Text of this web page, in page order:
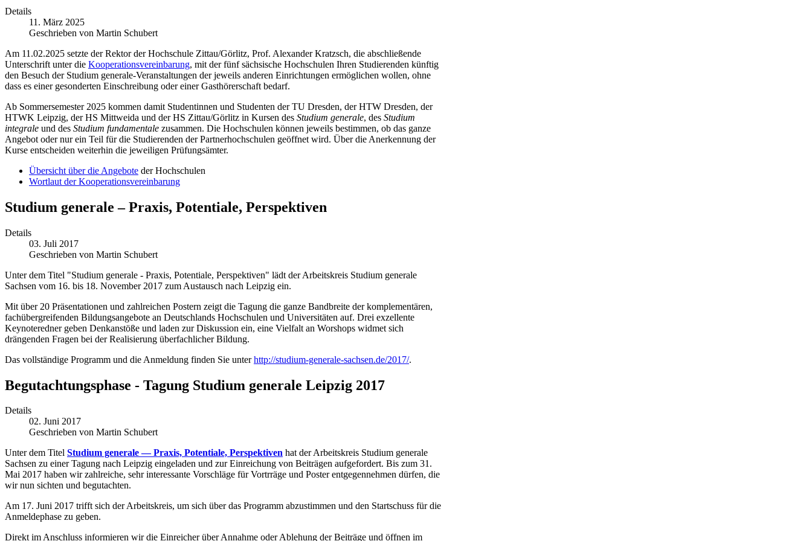
Details
11. März 2025
Geschrieben von Martin Schubert
Am 11.02.2025 setzte der Rektor der Hochschule Zittau/Görlitz, Prof. Alexander Kratzsch, die abschließende
Unterschrift unter die Kooperationsvereinbarung, mit der fünf sächsische Hochschulen Ihren Studierenden künftig
den Besuch der Studium generale-Veranstaltungen der jeweils anderen Einrichtungen ermöglichen wollen, ohne
dass es einer gesonderten Einschreibung oder einer Gasthörerschaft bedarf.
Ab Sommersemester 2025 kommen damit Studentinnen und Studenten der TU Dresden, der HTW Dresden, der
HTWK Leipzig, der HS Mittweida und der HS Zittau/Görlitz in Kursen des Studium generale, des Studium
integrale und des Studium fundamentale zusammen. Die Hochschulen können jeweils bestimmen, ob das ganze
Angebot oder nur ein Teil für die Studierenden der Partnerhochschulen geöffnet wird. Über die Anerkennung der
Kurse entscheiden weiterhin die jeweiligen Prüfungsämter.
Übersicht über die Angebote der Hochschulen
Wortlaut der Kooperationsvereinbarung
Studium generale – Praxis, Potentiale, Perspektiven
Details
03. Juli 2017
Geschrieben von Martin Schubert
Unter dem Titel "Studium generale - Praxis, Potentiale, Perspektiven" lädt der Arbeitskreis Studium generale
Sachsen vom 16. bis 18. November 2017 zum Austausch nach Leipzig ein.
Mit über 20 Präsentationen und zahlreichen Postern zeigt die Tagung die ganze Bandbreite der komplementären,
fachübergreifenden Bildungsangebote an Deutschlands Hochschulen und Universitäten auf. Drei exzellente
Keynoteredner geben Denkanstöße und laden zur Diskussion ein, eine Vielfalt an Worshops widmet sich
drängenden Fragen bei der Realisierung überfachlicher Bildung.
Das vollständige Programm und die Anmeldung finden Sie unterhttp://studium-generale-sachsen.de/2017/.
Begutachtungsphase - Tagung Studium generale Leipzig 2017
Details
02. Juni 2017
Geschrieben von Martin Schubert
Unter dem Titel Studium generale — Praxis, Potentiale, Perspektiven hat der Arbeitskreis Studium generale
Sachsen zu einer Tagung nach Leipzig eingeladen und zur Einreichung von Beiträgen aufgefordert. Bis zum 31.
Mai 2017 haben wir zahlreiche, sehr interessante Vorschläge für Vortrräge und Poster entgegennehmen dürfen, die
wir nun sichten und begutachten.
Am 17. Juni 2017 trifft sich der Arbeitskreis, um sich über das Programm abzustimmen und den Startschuss für die
Anmeldephase zu geben.
Direkt im Anschluss informieren wir die Einreicher über Annahme oder Ablehung der Beiträge und öffnen im